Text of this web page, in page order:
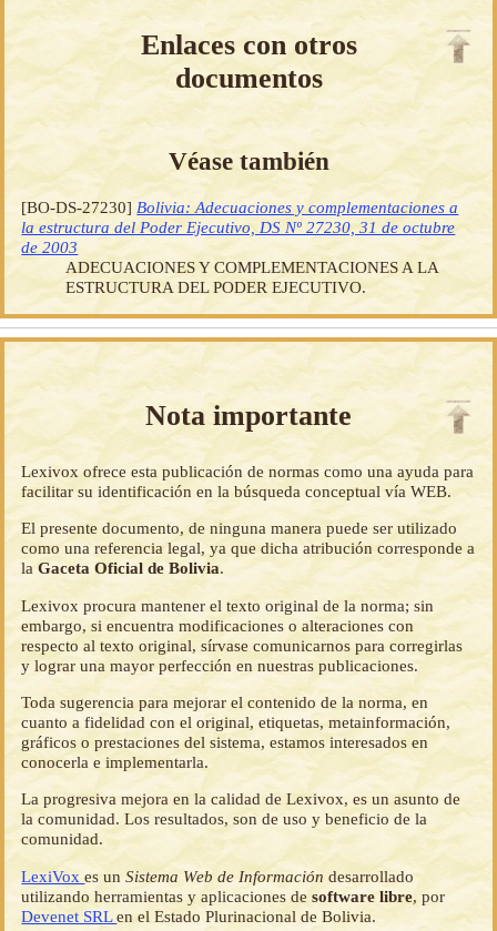
Enlaces con otros
documentos
Véase también
[BO-DS-27230] Bolivia: Adecuaciones y complementaciones a
la estructura del Poder Ejecutivo, DS Nº 27230, 31 de octubre
de 2003
ADECUACIONES Y COMPLEMENTACIONES A LA
ESTRUCTURA DEL PODER EJECUTIVO.
Nota importante
Lexivox ofrece esta publicación de normas como una ayuda para
facilitar su identificación en la búsqueda conceptual vía WEB.
El presente documento, de ninguna manera puede ser utilizado
como una referencia legal, ya que dicha atribución corresponde a
laGaceta Oficial de Bolivia.
Lexivox procura mantener el texto original de la norma; sin
embargo, si encuentra modificaciones o alteraciones con
respecto al texto original, sírvase comunicarnos para corregirlas
y lograr una mayor perfección en nuestras publicaciones.
Toda sugerencia para mejorar el contenido de la norma, en
cuanto a fidelidad con el original, etiquetas, metainformación,
gráficos o prestaciones del sistema, estamos interesados en
conocerla e implementarla.
La progresiva mejora en la calidad de Lexivox, es un asunto de
la comunidad. Los resultados, son de uso y beneficio de la
comunidad.
LexiVoxes unSistema Web de Información desarrollado
utilizando herramientas y aplicaciones desoftware libre, por
Devenet SRLen el Estado Plurinacional de Bolivia.